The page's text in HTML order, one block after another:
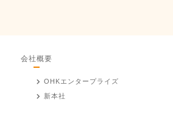
会社概要
OHKエンタープライズ
新本社